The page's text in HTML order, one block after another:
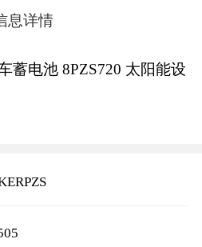
息详情
蓄电池 8PZS720 太阳能设